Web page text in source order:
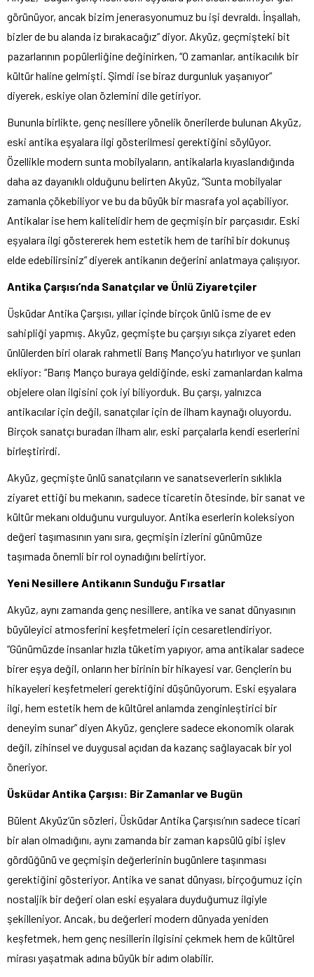
görünüyor, ancak bizim jenerasyonumuz bu işi devraldı. İnşallah,
bizler de bu alanda iz bırakacağız” diyor. Akyüz, geçmişteki bit
pazarlarının popülerliğine değinirken, “O zamanlar, antikacılık bir
kültür haline gelmişti. Şimdi ise biraz durgunluk yaşanıyor”
diyerek, eskiye olan özlemini dile getiriyor.
Bununla birlikte, genç nesillere yönelik önerilerde bulunan Akyüz,
eski antika eşyalara ilgi gösterilmesi gerektiğini söylüyor.
Özellikle modern sunta mobilyaların, antikalarla kıyaslandığında
daha az dayanıklı olduğunu belirten Akyüz, “Sunta mobilyalar
zamanla çökebiliyor ve bu da büyük bir masrafa yol açabiliyor.
Antikalar ise hem kalitelidir hem de geçmişin bir parçasıdır. Eski
eşyalara ilgi göstererek hem estetik hem de tarihî bir dokunuş
elde edebilirsiniz” diyerek antikanın değerini anlatmaya çalışıyor.
Antika Çarşısı’nda Sanatçılar ve Ünlü Ziyaretçiler
Üsküdar Antika Çarşısı, yıllar içinde birçok ünlü isme de ev
sahipliği yapmış. Akyüz, geçmişte bu çarşıyı sıkça ziyaret eden
ünlülerden biri olarak rahmetli Barış Manço’yu hatırlıyor ve şunları
ekliyor: “Barış Manço buraya geldiğinde, eski zamanlardan kalma
objelere olan ilgisini çok iyi biliyorduk. Bu çarşı, yalnızca
antikacılar için değil, sanatçılar için de ilham kaynağı oluyordu.
Birçok sanatçı buradan ilham alır, eski parçalarla kendi eserlerini
birleştirirdi.
Akyüz, geçmişte ünlü sanatçıların ve sanatseverlerin sıklıkla
ziyaret ettiği bu mekanın, sadece ticaretin ötesinde, bir sanat ve
kültür mekanı olduğunu vurguluyor. Antika eserlerin koleksiyon
değeri taşımasının yanı sıra, geçmişin izlerini günümüze
taşımada önemli bir rol oynadığını belirtiyor.
Yeni Nesillere Antikanın Sunduğu Fırsatlar
Akyüz, aynı zamanda genç nesillere, antika ve sanat dünyasının
büyüleyici atmosferini keşfetmeleri için cesaretlendiriyor.
“Günümüzde insanlar hızla tüketim yapıyor, ama antikalar sadece
birer eşya değil, onların her birinin bir hikayesi var. Gençlerin bu
hikayeleri keşfetmeleri gerektiğini düşünüyorum. Eski eşyalara
ilgi, hem estetik hem de kültürel anlamda zenginleştirici bir
deneyim sunar” diyen Akyüz, gençlere sadece ekonomik olarak
değil, zihinsel ve duygusal açıdan da kazanç sağlayacak bir yol
öneriyor.
Üsküdar Antika Çarşısı: Bir Zamanlar ve Bugün
Bülent Akyüz’ün sözleri, Üsküdar Antika Çarşısı’nın sadece ticari
bir alan olmadığını, aynı zamanda bir zaman kapsülü gibi işlev
gördüğünü ve geçmişin değerlerinin bugünlere taşınması
gerektiğini gösteriyor. Antika ve sanat dünyası, birçoğumuz için
nostaljik bir değeri olan eski eşyalara duyduğumuz ilgiyle
şekilleniyor. Ancak, bu değerleri modern dünyada yeniden
keşfetmek, hem genç nesillerin ilgisini çekmek hem de kültürel
mirası yaşatmak adına büyük bir adım olabilir.